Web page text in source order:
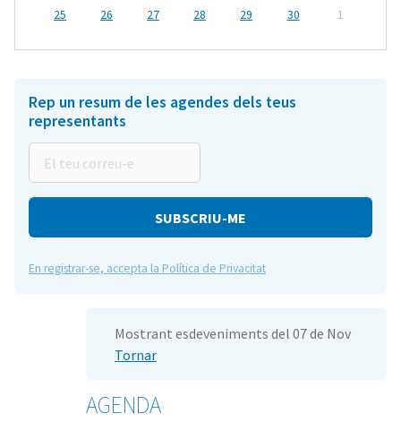
25
26 27 28 29 30 1
Rep un resum de les agendes dels teus
representants
teu
correu-
En registrar-se, accepta la Política de Privacitat
Mostrant esdeveniments del 07 de Nov
Tornar
AGENDA